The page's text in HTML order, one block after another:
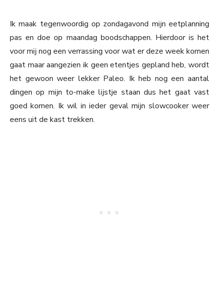
Ik maak tegenwoordig op zondagavond mijn eetplanning
pas en doe op maandag boodschappen. Hierdoor is het
voor mij nog een verrassing voor wat er deze week komen
gaat maar aangezien ik geen etentjes gepland heb, wordt
het gewoon weer lekker Paleo. Ik heb nog een aantal
dingen op mijn to-make lijstje staan dus het gaat vast
goed komen. Ik wil in ieder geval mijn slowcooker weer
eens uit de kast trekken.